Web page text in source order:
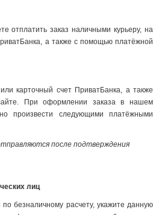
отплатить заказ наличными курьеру, на
а также с помощью платёжной
карточный счет ПриватБанка, а также
При оформлении заказа в нашем
произвести следующими платёжными
после подтверждения
лиц
безналичному расчету, укажите данную